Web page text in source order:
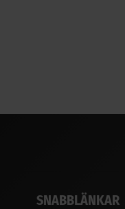
SNABBLÄNKAR